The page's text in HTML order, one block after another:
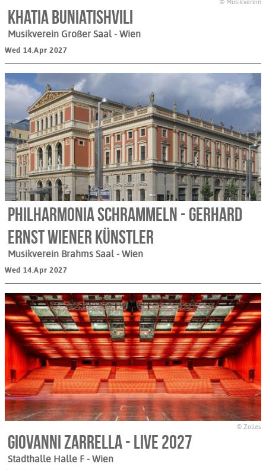
© Musikverein
Khatia Buniatishvili
Musikverein Großer Saal - Wien
Wed 14.Apr 2027
Philharmonia Schrammeln - Gerhard
Ernst Wiener Künstler
Musikverein Brahms Saal - Wien
Wed 14.Apr 2027
© Zolles
Giovanni Zarrella - LIVE 2027
Stadthalle Halle F - Wien